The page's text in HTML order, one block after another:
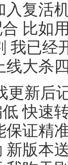
复活
比如
我已经
线大杀
更新后
快速
证精
版本